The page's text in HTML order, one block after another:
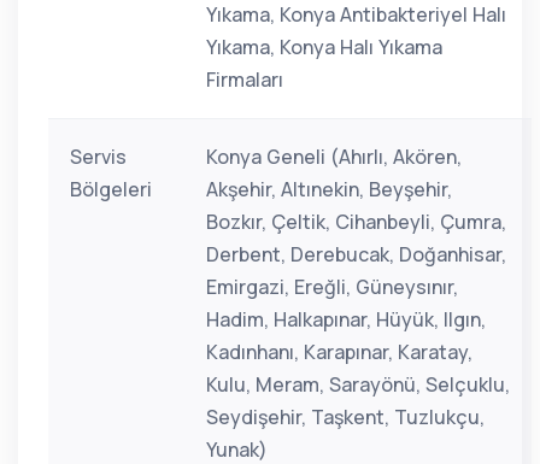
Yıkama, Konya Antibakteriyel Halı
Yıkama, Konya Halı Yıkama
Firmaları
Servis
Bölgeleri
Konya Geneli (Ahırlı, Akören,
Akşehir, Altınekin, Beyşehir,
Bozkır, Çeltik, Cihanbeyli, Çumra,
Derbent, Derebucak, Doğanhisar,
Emirgazi, Ereğli, Güneysınır,
Hadim, Halkapınar, Hüyük, Ilgın,
Kadınhanı, Karapınar, Karatay,
Kulu, Meram, Sarayönü, Selçuklu,
Seydişehir, Taşkent, Tuzlukçu,
Yunak)